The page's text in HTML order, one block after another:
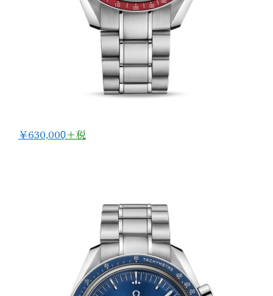
￥630,000̟+税